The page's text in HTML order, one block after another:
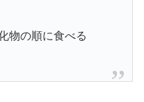
物の順に食べる